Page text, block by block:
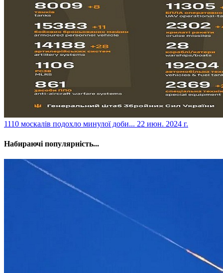
​1110 москалів подохло минулої доби... 22 июн. 2024 г.
Набираючі популярність...